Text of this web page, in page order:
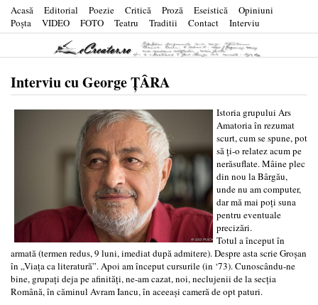
Acasă Editorial Poezie Critică Proză Eseistică
Opiniuni
Poşta
VIDEO FOTO Teatru Traditii Contact Interviu
Interviu cu George ŢÂRA
Istoria grupului Ars
Amatoria în rezumat
scurt, cum se spune, pot
să ţi-o relatez acum pe
nerăsuflate. Mâine plec
din nou la Bârgău,
unde nu am computer,
dar mă mai poţi suna
pentru eventuale
precizări.
Totul a început în
armată (termen redus, 9 luni, imediat după admitere). Despre asta scrie Groşan
în „Viaţa ca literatură”. Apoi am început cursurile (in ‘73). Cunoscându-ne
bine, grupaţi deja pe afinităţi, ne-am cazat, noi, neclujenii de la secţia
Română, în căminul Avram Iancu, în aceeaşi cameră de opt paturi.